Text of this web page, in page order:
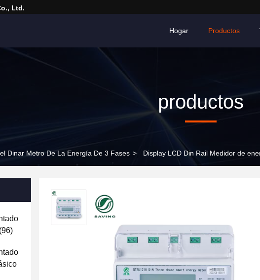
Ltd.
Hogar Productos
productos
Dinar Metro De La Energía De 3 Fases > Display LCD Din Rail Medidor de
(96)